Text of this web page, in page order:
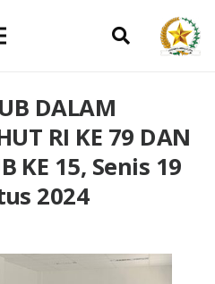
DALAM
RI KE 79 DAN
KE 15, Senis 19
2024